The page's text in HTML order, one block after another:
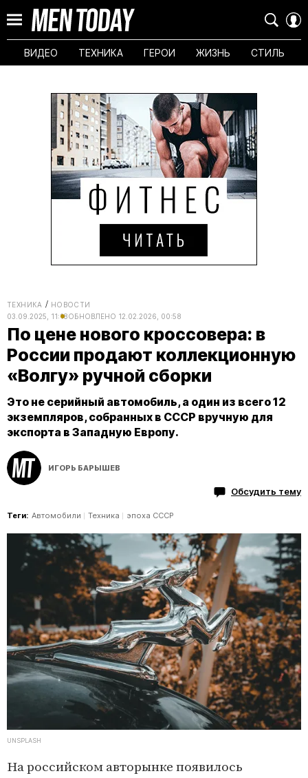
ВИДЕО ТЕХНИКА ГЕРОИ ЖИЗНЬ СТИЛЬ
ТЕХНИКА
НОВОСТИ
03.09.2025, 11:18ОБНОВЛЕНО 12.02.2026, 00:58
По цене нового кроссовера: в
России продают коллекционную
«Волгу» ручной сборки
Это не серийный автомобиль, а один из всего 12
экземпляров, собранных в СССР вручную для
экспорта в Западную Европу.
ИГОРЬ БАРЫШЕВ
Обсудить тему
Теги: Автомобили Техника эпоха СССР
UNSPLASH
На российском авторынке появилось